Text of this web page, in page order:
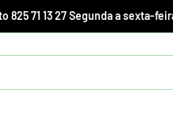
71 13 27 Segunda a sexta-